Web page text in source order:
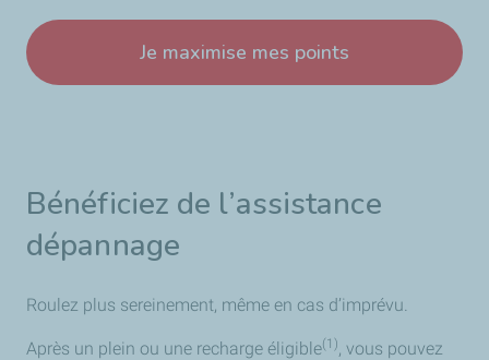
Je maximise mes points
Bénéficiez de l’assistance
dépannage
Roulez plus sereinement, même en cas d’imprévu.
Après un plein ou une recharge éligible(1), vous pouvez